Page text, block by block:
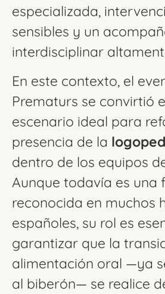
especializada,
sensibles y un
interdisciplinar
En este contexto, el
Prematurs se convirtió
escenario ideal para
presencia de la
dentro de los equipos
Aunque todavía es una
reconocida en muchos
españoles, su rol es
garantizar que la
alimentación oral —ya
al biberón— se realice